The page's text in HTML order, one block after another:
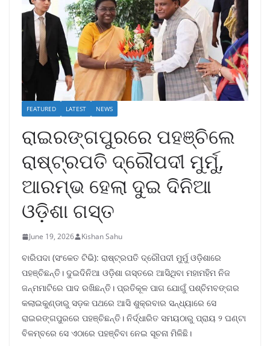
FEATURED LATEST NEWS
ରାଇରଙ୍ଗପୁରରେ ପହଞ୍ଚିଲେ
ରାଷ୍ଟ୍ରପତି ଦ୍ରୌପଦୀ ମୁର୍ମୁ,
ଆରମ୍ଭ ହେଲା ଦୁଇ ଦିନିଆ
ଓଡ଼ିଶା ଗସ୍ତ
June 19, 2026 Kishan Sahu
ବାରିପଦା (ସଂକେତ ଟିଭି): ରାଷ୍ଟ୍ରପତି ଦ୍ରୌପଦୀ ମୁର୍ମୁ ଓଡ଼ିଶାରେ
ପହଞ୍ଚିଛନ୍ତି। ଦୁଇଦିନିଆ ଓଡ଼ିଶା ଗସ୍ତରେ ଆସିଥିବା ମହାମହିମ ନିଜ
ଜନ୍ମମାଟିରେ ପାଦ ରଖିଛନ୍ତି। ପ୍ରତିକୂଳ ପାଗ ଯୋଗୁଁ ପଶ୍ଚିମବଙ୍ଗର
କଲାଇକୁଣ୍ଡାରୁ ସଡ଼କ ପଥରେ ଆସି ଶୁକ୍ରବାର ସନ୍ଧ୍ୟାରେ ସେ
ରାଇରଙ୍ଗପୁରରେ ପହଞ୍ଚିଛନ୍ତି। ନିର୍ଦ୍ଧାରିତ ସମୟଠାରୁ ପ୍ରାୟ ୨ ଘଣ୍ଟା
ବିଳମ୍ବରେ ସେ ଏଠାରେ ପହଞ୍ଚିବା ନେଇ ସୂଚନା ମିଳିଛି।